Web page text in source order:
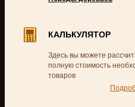
КАЛЬКУЛЯТОР
Здесь вы можете
полную стоимость
товаров